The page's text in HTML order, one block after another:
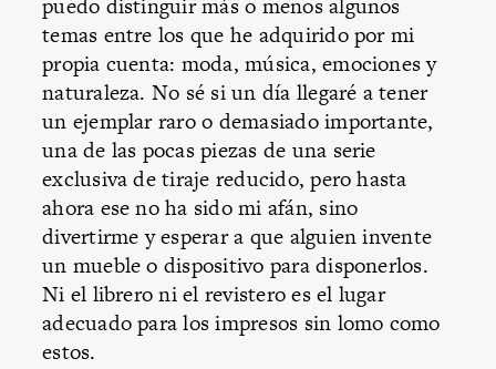
puedo distinguir más o menos algunos
temas entre los que he adquirido por mi
propia cuenta: moda, música, emociones y
naturaleza. No sé si un día llegaré a tener
un ejemplar raro o demasiado importante,
una de las pocas piezas de una serie
exclusiva de tiraje reducido, pero hasta
ahora ese no ha sido mi afán, sino
divertirme y esperar a que alguien invente
un mueble o dispositivo para disponerlos.
Ni el librero ni el revistero es el lugar
adecuado para los impresos sin lomo como
estos.